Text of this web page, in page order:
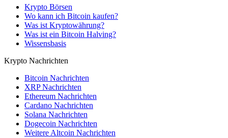
Krypto Börsen
Wo kann ich Bitcoin kaufen?
Was ist Kryptowährung?
Was ist ein Bitcoin Halving?
Wissensbasis
Krypto Nachrichten
Bitcoin Nachrichten
XRP Nachrichten
Ethereum Nachrichten
Cardano Nachrichten
Solana Nachrichten
Dogecoin Nachrichten
Weitere Altcoin Nachrichten